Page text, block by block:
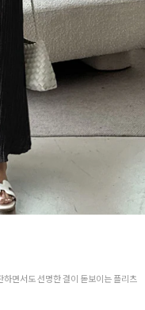
면서도 선명한 결이 돋보이는 플리츠